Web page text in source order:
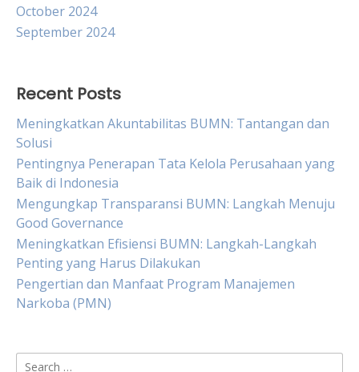
October 2024
September 2024
Recent Posts
Meningkatkan Akuntabilitas BUMN: Tantangan dan
Solusi
Pentingnya Penerapan Tata Kelola Perusahaan yang
Baik di Indonesia
Mengungkap Transparansi BUMN: Langkah Menuju
Good Governance
Meningkatkan Efisiensi BUMN: Langkah-Langkah
Penting yang Harus Dilakukan
Pengertian dan Manfaat Program Manajemen
Narkoba (PMN)
Search